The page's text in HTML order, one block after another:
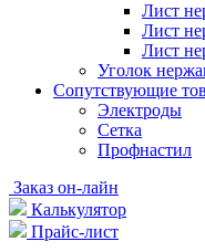
Лист
Лист
Лист
Уголок
Cопутствующие
Электроды
Сетка
Профнастил
Заказ он-лайн
Калькулятор
Прайс-лист